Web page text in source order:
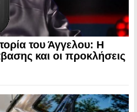
του Άγγελου: Η
και οι προκλήσεις